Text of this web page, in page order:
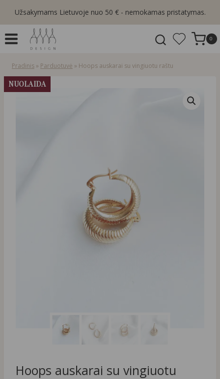
content
Užsakymams Lietuvoje nuo 50 € - nemokamas pristatymas.
0
Pradinis » Parduotuvė » Hoops auskarai su vingiuotu raštu
NUOLAIDA
Hoops auskarai su vingiuotu